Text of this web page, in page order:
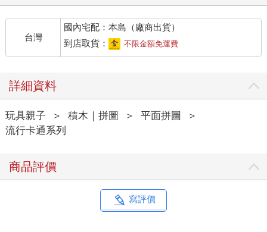
台灣
國內宅配：本島（廠商出貨）
到店取貨：
不限金額免運費
詳細資料
玩具親子 ＞ 積木｜拼圖 ＞ 平面拼圖
＞
流行卡通系列
商品評價
寫評價